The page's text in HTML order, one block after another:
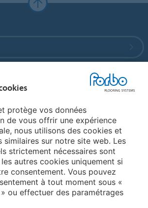
protège vos données
de vous offrir une expérience
nous utilisons des cookies et
similaires sur notre site web. Les
strictement nécessaires sont
autres cookies uniquement si
consentement. Vous pouvez
à tout moment sous «
ou effectuer des paramétrages